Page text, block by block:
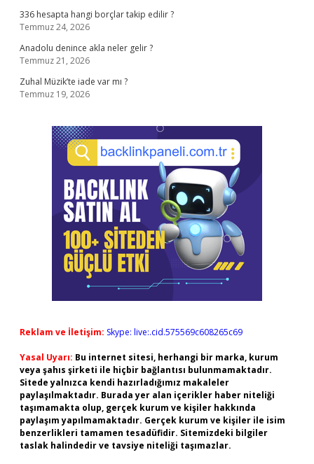
336 hesapta hangi borçlar takip edilir ?
Temmuz 24, 2026
Anadolu denince akla neler gelir ?
Temmuz 21, 2026
Zuhal Müzik’te iade var mı ?
Temmuz 19, 2026
Reklam ve İletişim: Skype: live:.cid.575569c608265c69
Yasal Uyarı: Bu internet sitesi, herhangi bir marka, kurum
veya şahıs şirketi ile hiçbir bağlantısı bulunmamaktadır.
Sitede yalnızca kendi hazırladığımız makaleler
paylaşılmaktadır. Burada yer alan içerikler haber niteliği
taşımamakta olup, gerçek kurum ve kişiler hakkında
paylaşım yapılmamaktadır. Gerçek kurum ve kişiler ile isim
benzerlikleri tamamen tesadüfidir. Sitemizdeki bilgiler
taslak halindedir ve tavsiye niteliği taşımazlar.